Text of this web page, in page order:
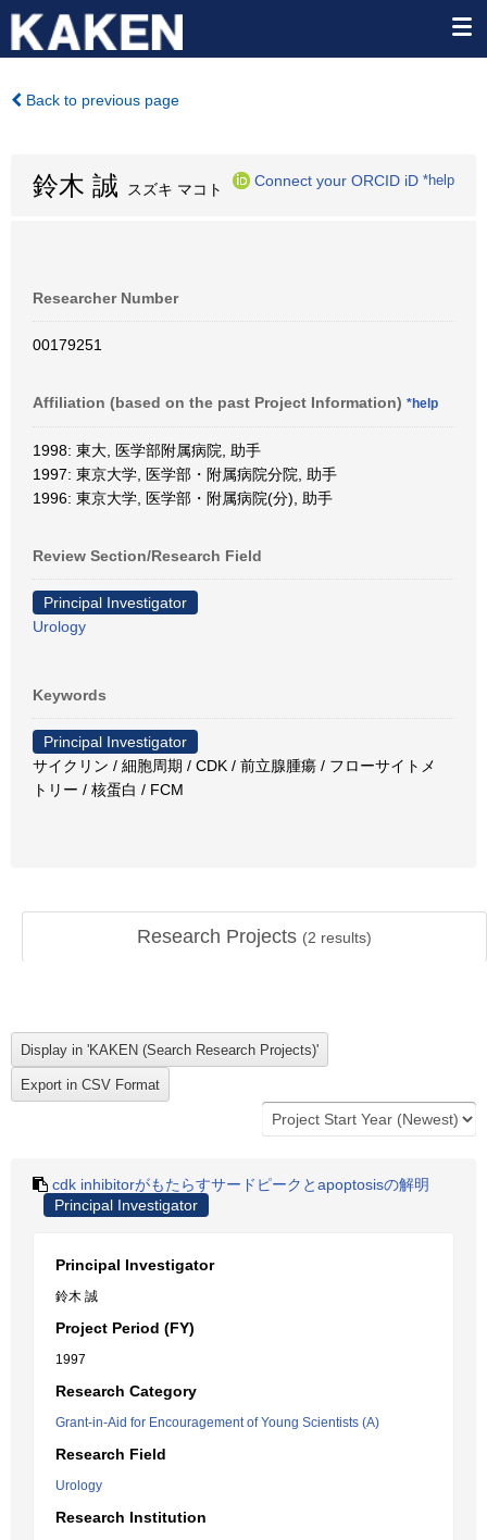
Back to previous page
鈴木 誠 スズキ マコト
Connect your ORCID iD *help
Researcher Number
00179251
Affiliation (based on the past Project Information) *help
1998: 東大, 医学部附属病院, 助手
1997: 東京大学, 医学部・附属病院分院, 助手
1996: 東京大学, 医学部・附属病院(分), 助手
Review Section/Research Field
Principal Investigator
Urology
Keywords
Principal Investigator
サイクリン / 細胞周期 / CDK / 前立腺腫瘍 / フローサイトメ
トリー / 核蛋白 / FCM
Research Projects (2 results)
cdk inhibitorがもたらすサードピークとapoptosisの解明
Principal Investigator
Principal Investigator
鈴木 誠
Project Period (FY)
1997
Research Category
Grant-in-Aid for Encouragement of Young Scientists (A)
Research Field
Urology
Research Institution